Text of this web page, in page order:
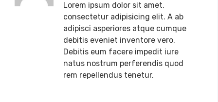
Lorem ipsum dolor sit amet,
consectetur adipisicing elit. A ab
adipisci asperiores atque cumque
debitis eveniet inventore vero.
Debitis eum facere impedit iure
natus nostrum perferendis quod
rem repellendus tenetur.